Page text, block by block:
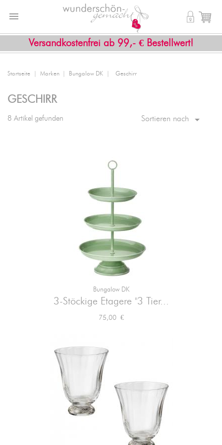
Versandkostenfrei ab 99,- € Bestellwert!
 shopping_cart

Startseite Marken Bungalow DK Geschirr
GESCHIRR
8 Artikel gefunden Sortieren nach 
Bungalow DK
3-Stöckige Etagere "3 Tier...
Preis
75,00 €